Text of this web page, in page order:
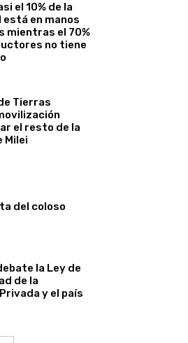
el 10% de la
en manos
mientras el 70%
no tiene
Tierras
el resto de la
Milei
del coloso
la Ley de
de la
y el país